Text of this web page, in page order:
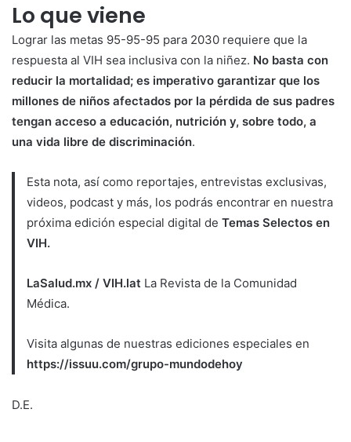
Lo que viene
Lograr las metas 95-95-95 para 2030 requiere que la
respuesta al VIH sea inclusiva con la niñez. No basta con
reducir la mortalidad; es imperativo garantizar que los
millones de niños afectados por la pérdida de sus padres
tengan acceso a educación, nutrición y, sobre todo, a
una vida libre de discriminación.
Esta nota, así como reportajes, entrevistas exclusivas,
videos, podcast y más, los podrás encontrar en nuestra
próxima edición especial digital de Temas Selectos en
VIH.
LaSalud.mx / VIH.lat La Revista de la Comunidad
Médica.
Visita algunas de nuestras ediciones especiales en
https://issuu.com/grupo-mundodehoy
D.E.